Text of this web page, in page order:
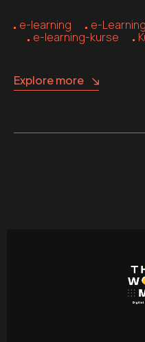
e-learning
e-
e-learning-kurse
Explore more